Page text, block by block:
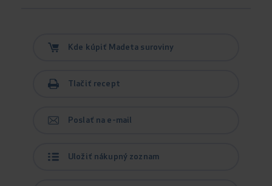
Kde kúpiť Madeta suroviny
Tlačiť recept
Poslať na e-mail
Uložiť nákupný zoznam